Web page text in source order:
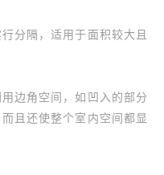
隔，适用于面积较大且
边角空间，如凹入的部分
且还使整个室内空间都显